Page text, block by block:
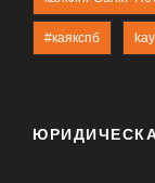
#каякспб